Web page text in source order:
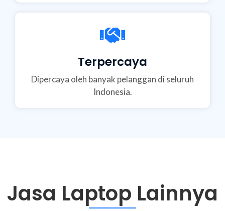
Terpercaya
Dipercaya oleh banyak pelanggan di seluruh
Indonesia.
Jasa Laptop Lainnya